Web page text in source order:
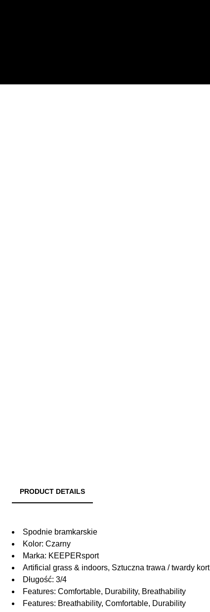
PRODUCT DETAILS
Spodnie bramkarskie
Kolor: Czarny
Marka: KEEPERsport
Artificial grass & indoors, Sztuczna trawa / twardy kort
Długość: 3/4
Features: Comfortable, Durability, Breathability
Features: Breathability, Comfortable, Durability